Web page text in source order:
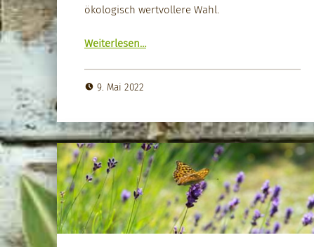
ökol­o­gisch wertvollere Wahl.
Weit­er­lesen…
9. Mai 2022